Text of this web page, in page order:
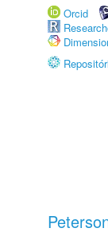
Orcid